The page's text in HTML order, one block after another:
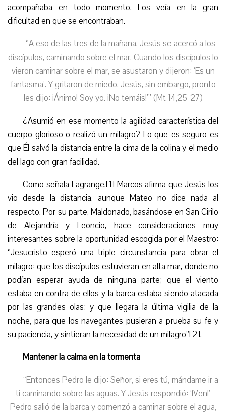
acompañaba en todo momento. Los veía en la gran
dificultad en que se encontraban.
“A eso de las tres de la mañana, Jesús se acercó a los
discípulos, caminando sobre el mar. Cuando los discípulos lo
vieron caminar sobre el mar, se asustaron y dijeron: ‘Es un
fantasma’. Y gritaron de miedo. Jesús, sin embargo, pronto
les dijo: ¡Ánimo! Soy yo. ¡No temáis!’” (Mt 14,25-27)
¿Asumió en ese momento la agilidad característica del
cuerpo glorioso o realizó un milagro? Lo que es seguro es
que Él salvó la distancia entre la cima de la colina y el medio
del lago con gran facilidad.
Como señala Lagrange,[1] Marcos afirma que Jesús los
vio desde la distancia, aunque Mateo no dice nada al
respecto. Por su parte, Maldonado, basándose en San Cirilo
de Alejandría y Leoncio, hace consideraciones muy
interesantes sobre la oportunidad escogida por el Maestro:
“Jesucristo esperó una triple circunstancia para obrar el
milagro: que los discípulos estuvieran en alta mar, donde no
podían esperar ayuda de ninguna parte; que el viento
estaba en contra de ellos y la barca estaba siendo atacada
por las grandes olas; y que llegara la última vigilia de la
noche, para que los navegantes pusieran a prueba su fe y
su paciencia, y sintieran la necesidad de un milagro”[2].
Mantenerla calma en la tormenta
“Entonces Pedro le dijo: Señor, si eres tú, mándame ir a
ti caminando sobre las aguas. Y Jesús respondió: ‘¡Ven!’
Pedro salió de la barca y comenzó a caminar sobre el agua,